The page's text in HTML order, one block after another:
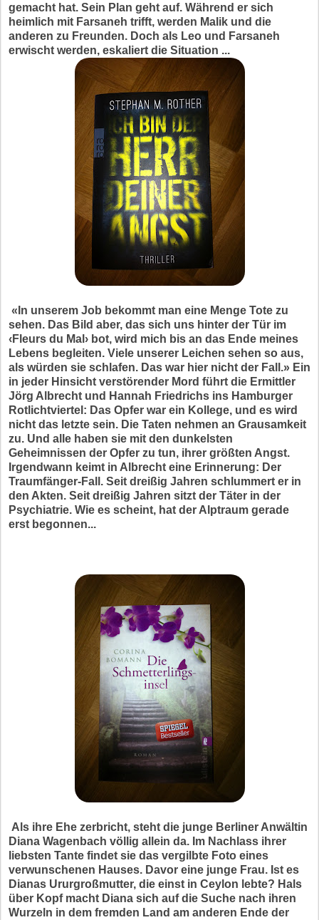
gemacht hat. Sein Plan geht auf. Während er sich
heimlich mit Farsaneh trifft, werden Malik und die
anderen zu Freunden. Doch als Leo und Farsaneh
erwischt werden, eskaliert die Situation ...
«In unserem Job bekommt man eine Menge Tote zu
sehen. Das Bild aber, das sich uns hinter der Tür im
‹Fleurs du Mal› bot, wird mich bis an das Ende meines
Lebens begleiten. Viele unserer Leichen sehen so aus,
als würden sie schlafen. Das war hier nicht der Fall.» Ein
in jeder Hinsicht verstörender Mord führt die Ermittler
Jörg Albrecht und Hannah Friedrichs ins Hamburger
Rotlichtviertel: Das Opfer war ein Kollege, und es wird
nicht das letzte sein. Die Taten nehmen an Grausamkeit
zu. Und alle haben sie mit den dunkelsten
Geheimnissen der Opfer zu tun, ihrer größten Angst.
Irgendwann keimt in Albrecht eine Erinnerung: Der
Traumfänger-Fall. Seit dreißig Jahren schlummert er in
den Akten. Seit dreißig Jahren sitzt der Täter in der
Psychiatrie. Wie es scheint, hat der Alptraum gerade
erst begonnen...
Als ihre Ehe zerbricht, steht die junge Berliner Anwältin
Diana Wagenbach völlig allein da. Im Nachlass ihrer
liebsten Tante findet sie das vergilbte Foto eines
verwunschenen Hauses. Davor eine junge Frau. Ist es
Dianas Ururgroßmutter, die einst in Ceylon lebte? Hals
über Kopf macht Diana sich auf die Suche nach ihren
Wurzeln in dem fremden Land am anderen Ende der